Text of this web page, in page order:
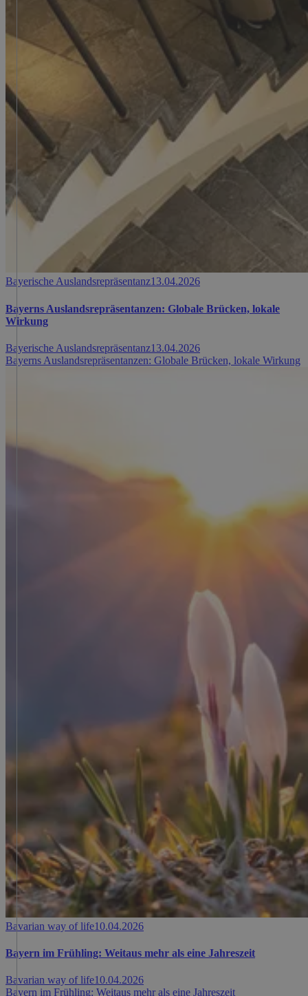
Bayerische Auslandsrepräsentanz13.04.2026
Bayerns Auslandsrepräsentanzen: Globale Brücken, lokale
Wirkung
Bayerische Auslandsrepräsentanz13.04.2026
Bayerns Auslandsrepräsentanzen: Globale Brücken, lokale Wirkung
Bavarian way of life10.04.2026
Bayern im Frühling: Weitaus mehr als eine Jahreszeit
Bavarian way of life10.04.2026
Bayern im Frühling: Weitaus mehr als eine Jahreszeit